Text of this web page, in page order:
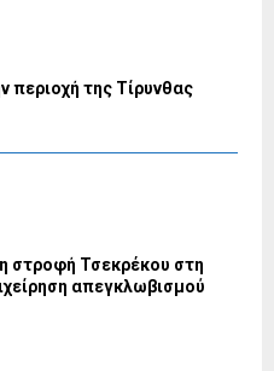
περιοχή της Τίρυνθας
στροφή Τσεκρέκου στη
απεγκλωβισμού